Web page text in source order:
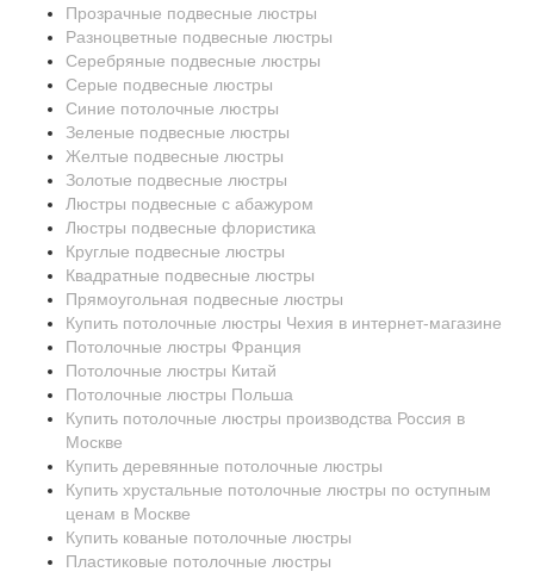
Прозрачные подвесные люстры
Разноцветные подвесные люстры
Серебряные подвесные люстры
Серые подвесные люстры
Синие потолочные люстры
Зеленые подвесные люстры
Желтые подвесные люстры
Золотые подвесные люстры
Люстры подвесные с абажуром
Люстры подвесные флористика
Круглые подвесные люстры
Квадратные подвесные люстры
Прямоугольная подвесные люстры
Купить потолочные люстры Чехия в интернет-магазине
Потолочные люстры Франция
Потолочные люстры Китай
Потолочные люстры Польша
Купить потолочные люстры производства Россия в
Москве
Купить деревянные потолочные люстры
Купить хрустальные потолочные люстры по оступным
ценам в Москве
Купить кованые потолочные люстры
Пластиковые потолочные люстры